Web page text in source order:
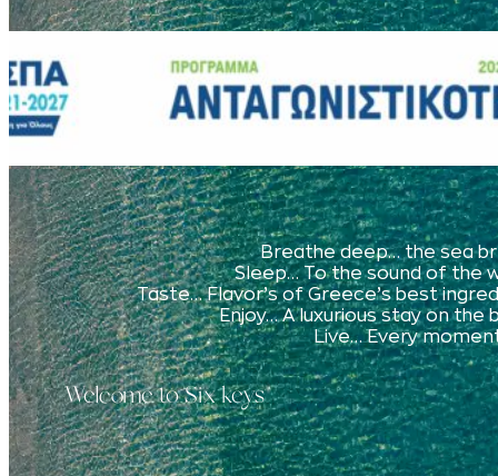
Breathe deep… the sea
Sleep… To the sound of the
Taste… Flavor’s of Greece’s best
Enjoy… A luxurious stay on the
Live… Every
Welcome to Six keys